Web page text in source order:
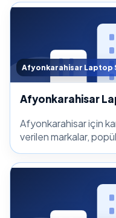
Afyonkarahisar Laptop
Afyonkarahisar
Afyonkarahisar için
verilen markalar,